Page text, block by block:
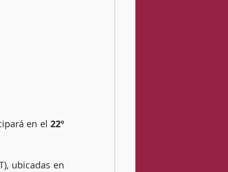
en el 22º
ubicadas en